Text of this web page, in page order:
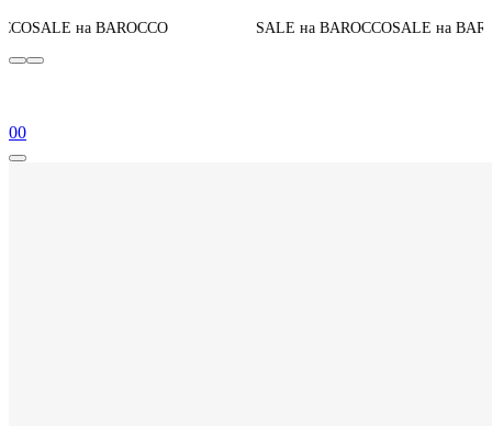
SALE на BAROCCOSALE на BAROCCOДо конца
00